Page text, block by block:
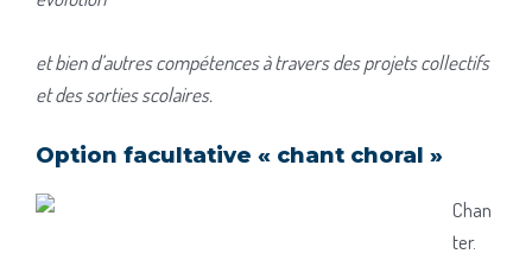
et bien d’autres compétences à travers des projets collectifs
et des sorties scolaires.
Option facultative « chant choral »
Chan
ter.